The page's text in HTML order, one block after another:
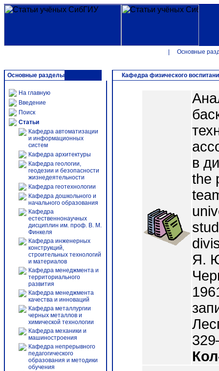
Основные
Основные разделы
На главную
Введение
Поиск
Статьи
Кафедра автоматизации
и информационных
систем
Кафедра архитектуры
Кафедра геологии,
геодезии и безопасности
жизнедеятельности
Кафедра геотехнологии
Кафедра дошкольного и
начального образования
Кафедра
естественнонаучных
дисциплин им. проф. В. М.
Финкеля
Кафедра инженерных
конструкций,
строительных технологий
и материалов
Кафедра менеджмента и
территориального
развития
Кафедра менеджмента
качества и инноваций
Кафедра металлургии
черных металлов и
химической технологии
Кафедра механики и
машиностроения
Кафедра непрерывного
педагогического
образования и методики
обучения
Кафедра физического
в
the
Я.